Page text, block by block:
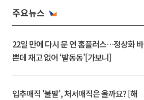
주요뉴스
22일 만에 다시 문 연 홈플러스…정상화 바
쁜데 재고 없어 ‘발동동’[가보니]
입추매직 '불발', 처서매직은 올까요? [해